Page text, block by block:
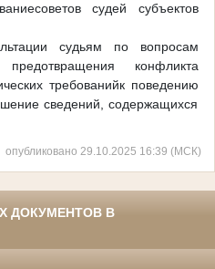
судей субъектов
судьям по вопросам
предотвращения конфликта
требованийк поведению
сведений, содержащихся
опубликовано 29.10.2025 16:39 (МСК)
ДОКУМЕНТОВ В